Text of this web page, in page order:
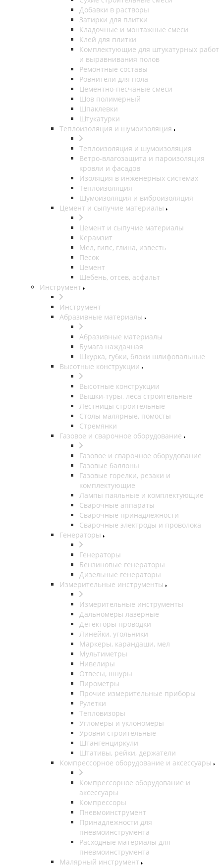
Добавки в растворы
Затирки для плитки
Кладочные и монтажные смеси
Клей для плитки
Комплектующие для штукатурных работ
и выравнивания полов
Ремонтные составы
Ровнители для пола
Цементно-песчаные смеси
Шов полимерный
Шпаклевки
Штукатурки
Теплоизоляция и шумоизоляция
Теплоизоляция и шумоизоляция
Ветро-влагозащита и пароизоляция
кровли и фасадов
Изоляция в инженерных системах
Теплоизоляция
Шумоизоляция и виброизоляция
Цемент и сыпучие материалы
Цемент и сыпучие материалы
Керамзит
Мел, гипс, глина, известь
Песок
Цемент
Щебень, отсев, асфальт
Инструмент
Инструмент
Абразивные материалы
Абразивные материалы
Бумага наждачная
Шкурка, губки, блоки шлифовальные
Высотные конструкции
Высотные конструкции
Вышки-туры, леса строительные
Лестницы строительные
Столы малярные, помосты
Стремянки
Газовое и сварочное оборудование
Газовое и сварочное оборудование
Газовые баллоны
Газовые горелки, резаки и
комплектующие
Лампы паяльные и комплектующие
Сварочные аппараты
Сварочные принадлежности
Сварочные электроды и проволока
Генераторы
Генераторы
Бензиновые генераторы
Дизельные генераторы
Измерительные инструменты
Измерительные инструменты
Дальномеры лазерные
Детекторы проводки
Линейки, угольники
Маркеры, карандаши, мел
Мультиметры
Нивелиры
Отвесы, шнуры
Пирометры
Прочие измерительные приборы
Рулетки
Тепловизоры
Угломеры и уклономеры
Уровни строительные
Штангенциркули
Штативы, рейки, держатели
Компрессорное оборудование и аксессуары
Компрессорное оборудование и
аксессуары
Компрессоры
Пневмоинструмент
Принадлежности для
пневмоинструмента
Расходные материалы для
пневмоинструмента
Малярный инструмент